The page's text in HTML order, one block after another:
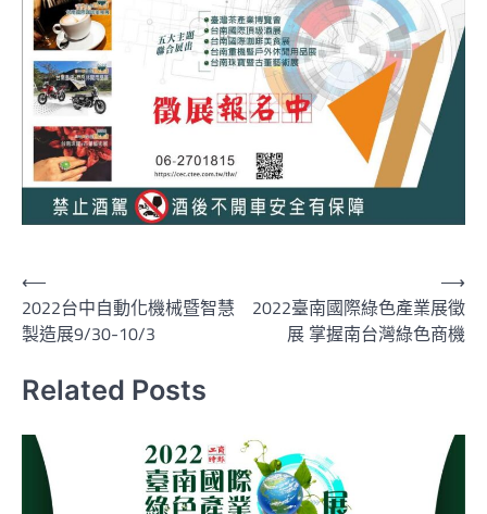
文
章
導
覽
⟵
2022台中自動化機械暨智慧
製造展9/30-10/3
2022臺南國際綠色產業展徵
展 掌握南台灣綠色商機
⟶
Related Posts